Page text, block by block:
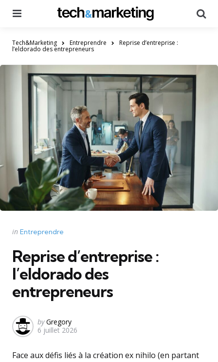
Tech&Marketing Entreprendre Reprise d’entreprise :
l’eldorado des entrepreneurs
Categories
Posted
in Entreprendre
Reprise d’entreprise :
l’eldorado des
entrepreneurs
Posted
by
by Gregory
6 juillet 2026
Face aux défis liés à la création ex nihilo (en partant